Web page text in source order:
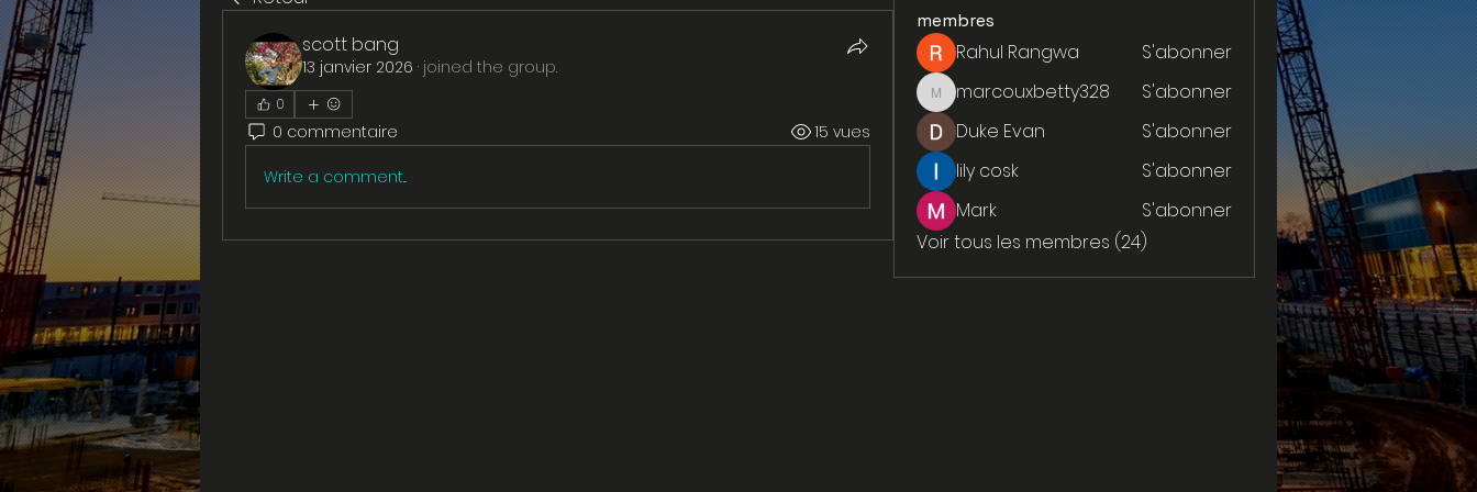
scott bang
13 janvier 2026 · joined the group.
0
0 commentaire 15 vues
Write a comment...
membres
Rahul Rangwa S'abonner
marcouxbetty328
marcouxbetty328
S'abonner
Duke Evan
S'abonner
lily cosk
S'abonner
Mark
S'abonner
Voir tous les membres (24)